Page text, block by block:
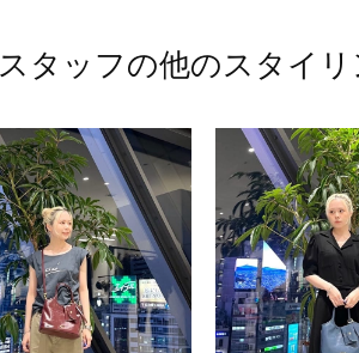
タッフの他のスタイ